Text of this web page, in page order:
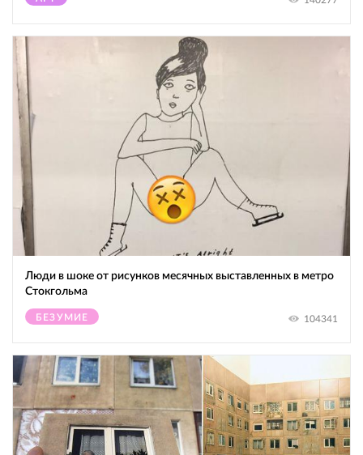
Люди в шоке от рисунков месячных выставленных в метро
Стокгольма
БЕЗУМИЕ 104341